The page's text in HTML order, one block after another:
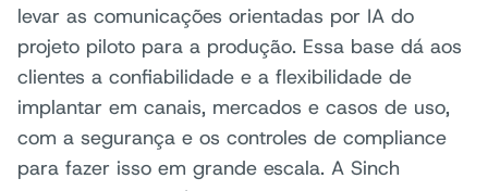
levar as comunicações orientadas por IA do
projeto piloto para a produção. Essa base dá aos
clientes a confiabilidade e a flexibilidade de
implantar em canais, mercados e casos de uso,
com a segurança e os controles de compliance
para fazer isso em grande escala. A Sinch